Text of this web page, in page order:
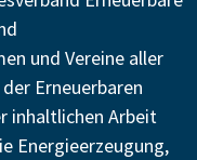
und Vereine aller
Erneuerbaren
inhaltlichen Arbeit
Energieerzeugung,